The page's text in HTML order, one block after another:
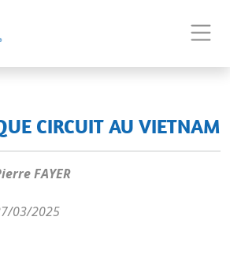
CIRCUIT AU VIETNAM
FAYER
03/2025